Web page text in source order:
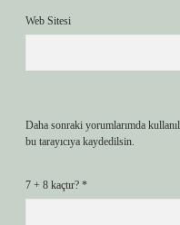
Web Sitesi
Daha sonraki yorumlarımda
bu tarayıcıya kaydedilsin.
7 + 8 kaçtır? *